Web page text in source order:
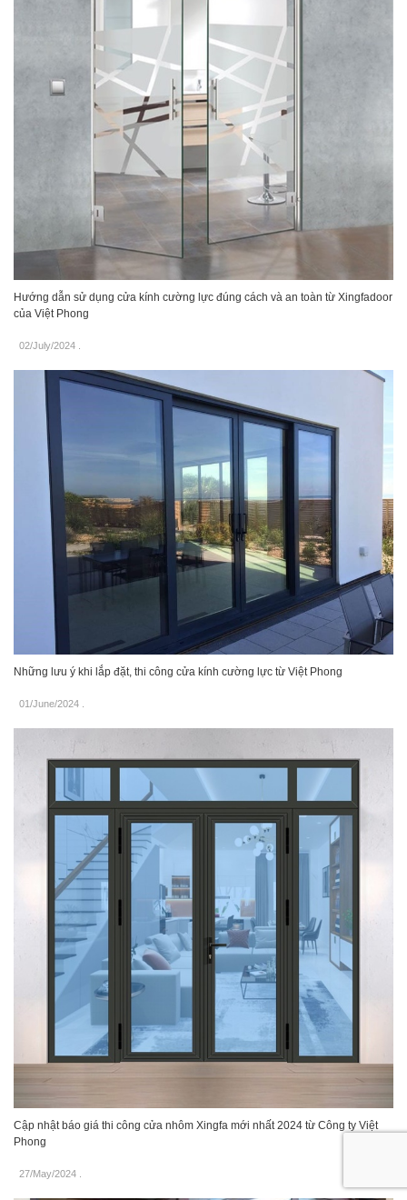
Hướng dẫn sử dụng cửa kính cường lực đúng cách và an toàn từ Xingfadoor
của Việt Phong
02/July/2024
Những lưu ý khi lắp đặt, thi công cửa kính cường lực từ Việt Phong
01/June/2024
Cập nhật báo giá thi công cửa nhôm Xingfa mới nhất 2024 từ Công ty Việt
Phong
27/May/2024